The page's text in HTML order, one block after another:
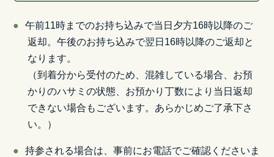
午前11時までのお持ち込みで当日夕方16時以降のご
返却。午後のお持ち込みで翌日16時以降のご返却と
なります。
（到着分から受付のため、混雑している場合、お預
かりのハサミの状態、お預かり丁数により当日返却
できない場合もございます。あらかじめご了承下さ
い。）
持参される場合は、事前にお電話でご確認くださいま